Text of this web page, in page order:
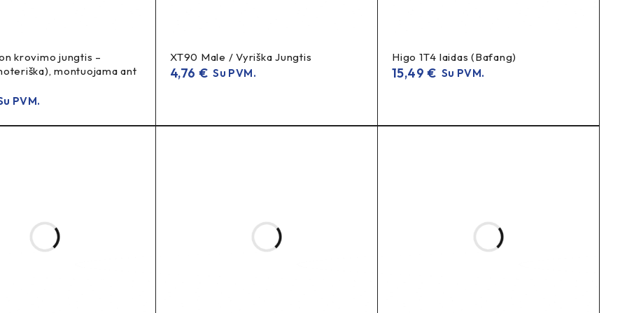
reikalavimus.
jungtis, aukštos srovės DC jungtis, SurRon, Talaria, FabiRide
krovimo jungtis –
montuojama ant
PVM.
XT90 Male / Vyriška Jungtis
4,76 € Su PVM.
Higo 1T4 laidas (Bafang)
15,49€ Su PVM.